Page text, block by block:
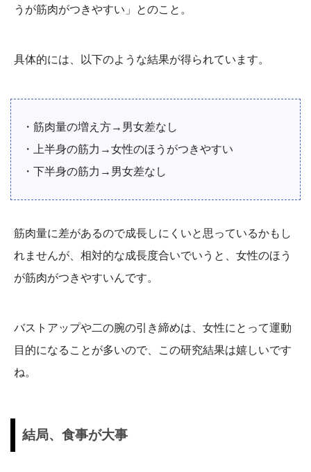
うが筋肉がつきやすい」とのこと。
具体的には、以下のような結果が得られています。
・筋肉量の増え方→男女差なし
・上半身の筋力→女性のほうがつきやすい
・下半身の筋力→男女差なし
筋肉量に差があるので成長しにくいと思っているかもし
れませんが、相対的な成長度合いでいうと、女性のほう
が筋肉がつきやすいんです。
バストアップや二の腕の引き締めは、女性にとって運動
目的になることが多いので、この研究結果は嬉しいです
ね。
結局、食事が大事